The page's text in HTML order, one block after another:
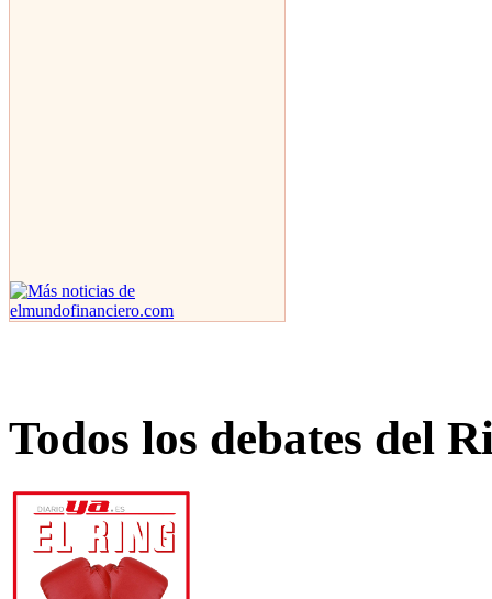
Todos los debates del